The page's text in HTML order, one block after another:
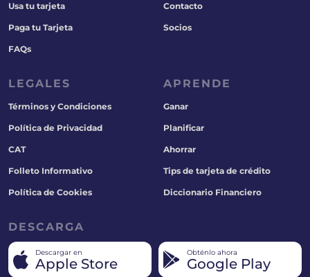
Usa tu tarjeta
Paga tu Tarjeta
FAQs
Contacto
Socios
LEGALES
Términos y Condiciones
Política de Privacidad
CAT
Folleto Informativo
Política de Cookies
APRENDE
Ganar
Planificar
Ahorrar
Tips de tarjeta de crédito
Diccionario Financiero
DESCARGA
Descargar en
Apple Store
Obténlo ahora
Google Play